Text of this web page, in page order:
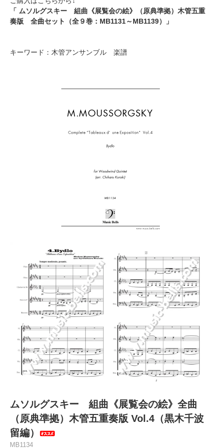
「 ムソルグスキー 組曲《展覧会の絵》（原典準拠）木管五重
奏版 全曲セット（全９巻：MB1131～MB1139）」
キーワード：木管アンサンブル 楽譜
ムソルグスキー 組曲《展覧会の絵》全曲
（原典準拠）木管五重奏版 Vol.4（黒木千波
留編）
MB1134